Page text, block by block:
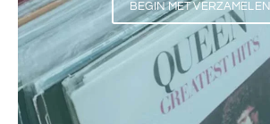
BEGIN MET VERZAMELEN